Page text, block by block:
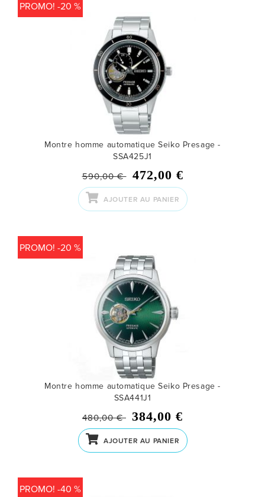
PROMO! -20 %
Montre homme automatique Seiko Presage -
SSA425J1
590,00 € 472,00 €
AJOUTER AU PANIER
PROMO! -20 %
Montre homme automatique Seiko Presage -
SSA441J1
480,00 € 384,00 €
AJOUTER AU PANIER
PROMO! -40 %